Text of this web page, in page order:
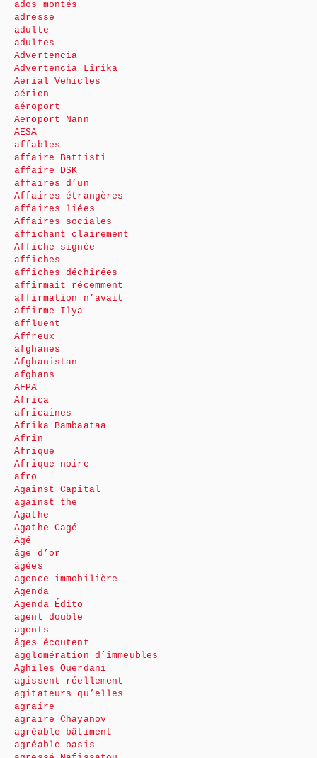
ados montés
adresse
adulte
adultes
Advertencia
Advertencia Lirika
Aerial Vehicles
aérien
aéroport
Aeroport Nann
AESA
affables
affaire Battisti
affaire DSK
affaires d’un
Affaires étrangères
affaires liées
Affaires sociales
affichant clairement
Affiche signée
affiches
affiches déchirées
affirmait récemment
affirmation n’avait
affirme Ilya
affluent
Affreux
afghanes
Afghanistan
afghans
AFPA
Africa
africaines
Afrika Bambaataa
Afrin
Afrique
Afrique noire
afro
Against Capital
against the
Agathe
Agathe Cagé
Âgé
âge d’or
âgées
agence immobilière
Agenda
Agenda Édito
agent double
agents
âges écoutent
agglomération d’immeubles
Aghiles Ouerdani
agissent réellement
agitateurs qu’elles
agraire
agraire Chayanov
agréable bâtiment
agréable oasis